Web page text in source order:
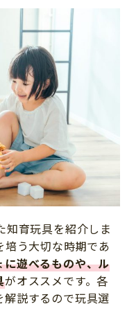
知育玩具を紹介しま
う大切な時期であ
遊べるものや、ル
がオススメです。各
説するので玩具選